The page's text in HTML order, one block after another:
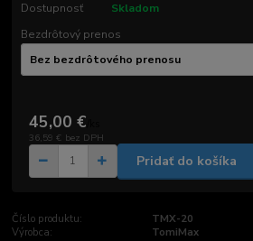
Dostupnosť
Skladom
Bezdrôtový prenos
45,00 €
36,59 € bez DPH
Pridať do košíka
Číslo produktu:
TMX-20
Výrobca:
TomiMax